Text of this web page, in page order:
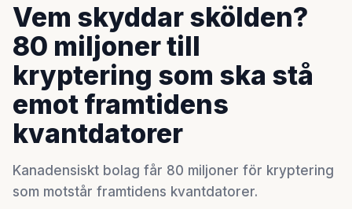
Vem skyddar skölden?
80 miljoner till
kryptering som ska stå
emot framtidens
kvantdatorer
Kanadensiskt bolag får 80 miljoner för kryptering
som motstår framtidens kvantdatorer.